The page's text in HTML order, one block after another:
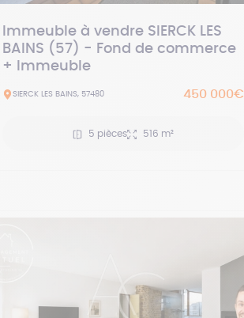
Immeuble à vendre SIERCK LES
BAINS (57) - Fond de commerce
+ Immeuble
SIERCK LES BAINS, 57480 450 000€
5 pièces 516 m²